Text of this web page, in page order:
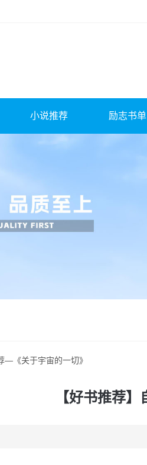
小说推荐 励志书单
—《关于宇宙的一切》
【好书推荐